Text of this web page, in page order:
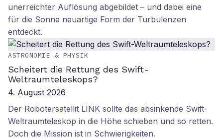
unerreichter Auflösung abgebildet – und dabei eine
für die Sonne neuartige Form der Turbulenzen
entdeckt.
ASTRONOMIE & PHYSIK
Scheitert die Rettung des Swift-
Weltraumteleskops?
4. August 2026
Der Robotersatellit LINK sollte das absinkende Swift-
Weltraumteleskop in die Höhe schieben und so retten.
Doch die Mission ist in Schwierigkeiten.